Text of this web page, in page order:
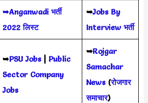
➥Anganwadi भर्ती
2022 लिस्ट
➥Jobs By
Interview भर्ती
➥PSU Jobs| Public
Sector Company
Jobs
➥Rojgar
Samachar
News(रोजगार
समाचार)